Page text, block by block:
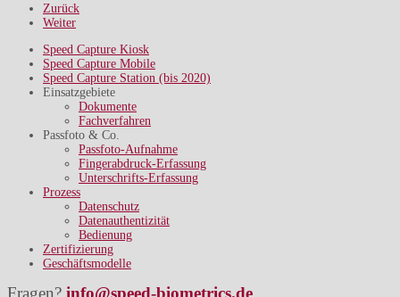
Zurück
Weiter
Speed Capture Kiosk
Speed Capture Mobile
Speed Capture Station (bis 2020)
Einsatzgebiete
Dokumente
Fachverfahren
Passfoto & Co.
Passfoto-Aufnahme
Fingerabdruck-Erfassung
Unterschrifts-Erfassung
Prozess
Datenschutz
Datenauthentizität
Bedienung
Zertifizierung
Geschäftsmodelle
Fragen? info@speed-biometrics.de